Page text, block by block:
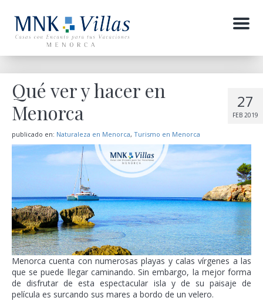
Menu
27
FEB 2019
Qué ver y hacer en
Menorca
publicado en: Naturaleza en Menorca, Turismo en Menorca
Menorca cuenta con numerosas playas y calas vírgenes a las
que se puede llegar caminando. Sin embargo, la mejor forma
de disfrutar de esta espectacular isla y de su paisaje de
película es surcando sus mares a bordo de un velero.